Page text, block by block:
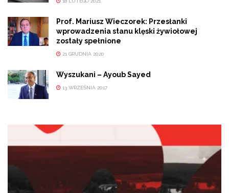
Prof. Mariusz Wieczorek: Przesłanki
wprowadzenia stanu klęski żywiołowej
zostały spełnione
21 GRUDNIA 2020
Wyszukani – Ayoub Sayed
13 WRZEŚNIA 2017